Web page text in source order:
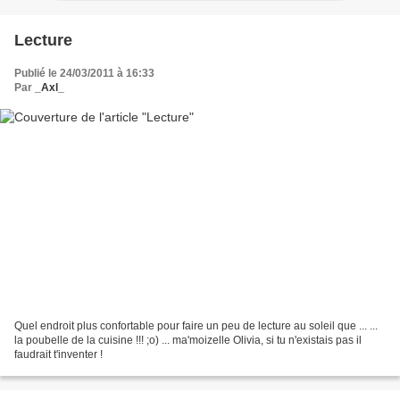
Lecture
Publié le 24/03/2011 à 16:33
Par
_Axl_
Quel endroit plus confortable pour faire un peu de lecture au soleil que ... ...
la poubelle de la cuisine !!! ;o) ... ma'moizelle Olivia, si tu n'existais pas il
faudrait t'inventer !